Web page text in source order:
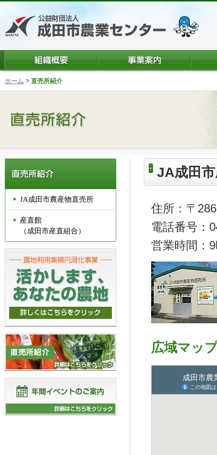
ホーム 直売所紹介
JA成田
住所：〒
電話番号：
営業時間：
広域マッ
JA成田市農産物直売所
産直館
（成田市産直組合）